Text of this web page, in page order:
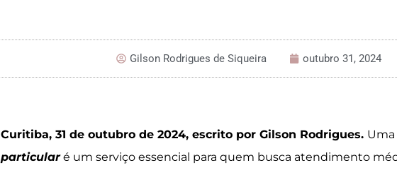
Gilson Rodrigues de Siqueira outubro 31, 2024
Curitiba, 31 de outubro de 2024, escrito por Gilson Rodrigues. Uma
particularé um serviço essencial para quem busca atendimento